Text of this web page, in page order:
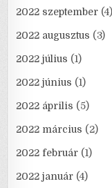
2022 szeptember (4)
2022 augusztus (3)
2022 július (1)
2022 június (1)
2022 április (5)
2022 március (2)
2022 február (1)
2022 január (4)